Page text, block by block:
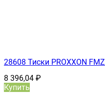
28608 Тиски PROXXON FMZ
8 396,04 ₽
Купить